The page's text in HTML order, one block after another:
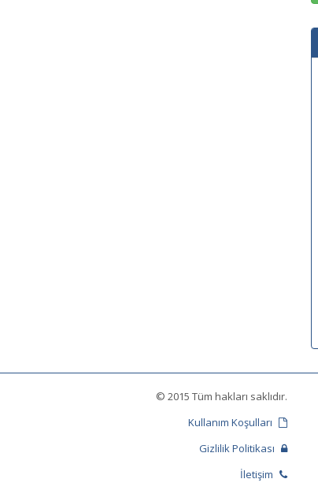
© 2015 Tüm hakları saklıdır.
Kullanım Koşulları
Gizlilik Politikası
İletişim